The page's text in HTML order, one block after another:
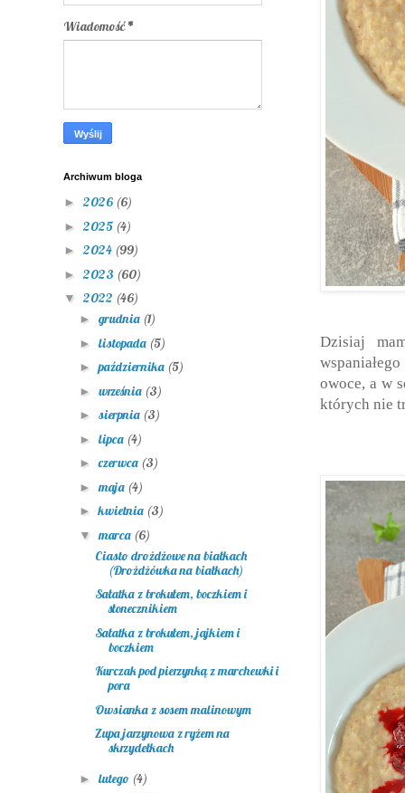
Dzisiaj
owoce, a w
których nie
Wiadomość*
Archiwum bloga
► 2026 (6)
► 2025 (4)
► 2024 (99)
► 2023 (60)
▼ 2022 (46)
► grudnia (1)
► listopada (5)
►października (5)
► września (3)
► sierpnia (3)
► lipca (4)
►czerwca (3)
► maja (4)
►kwietnia (3)
▼ marca (6)
Ciasto drożdżowe na białkach
(Drożdżówka na białkach)
Sałatka z brokułem, boczkiem i
słonecznikiem
Sałatka z brokułem, jajkiem i
boczkiem
Kurczak pod pierzynką z marchewki i
pora
Owsianka z sosem malinowym
Zupa jarzynowa z ryżem na
skrzydełkach
► lutego (4)